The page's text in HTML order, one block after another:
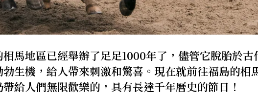
相馬地區已經舉辦了足足1000年了，儘管它脫胎於古
生機，給人帶來刺激和驚喜。現在就前往福島的相
給人們無限歡樂的，具有長達千年曆史的節日！